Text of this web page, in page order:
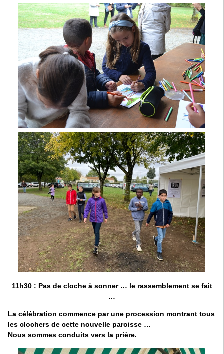
11h30: Pas de cloche à sonner … le rassemblement se fait
…
La célébration commence par une procession montrant tous
les clochers de cette nouvelle paroisse …
Nous sommes conduits vers la prière.